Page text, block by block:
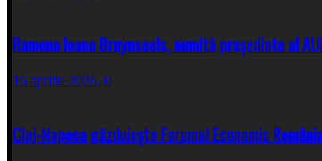
Ramona Ioana Bruynseels, numită președinte al
16 aprilie 2026, 0
Cluj-Napoca găzduiește Forumul Economic